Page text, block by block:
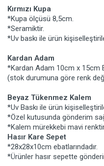
Kırmızı Kupa
*Kupa ölçüsü 8,5cm.
*Seramiktir.
*Uv baskı ile ürün
Kardan Adam
*Kardan Adam 10cm x 15cm
(stok durumuna göre renk
Beyaz Tükenmez Kalem
*Uv Baskı ile ürün
*Özel kutusunda gönderim
*Kalem mürekkebi mavi
Hasır Kare Sepet
*28x28x10cm ebatlarındadır.
*Ürünler hasır sepette